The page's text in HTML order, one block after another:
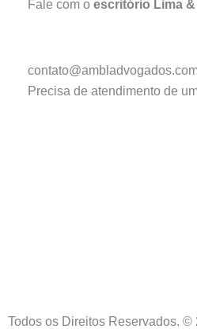
Fale com o escritório Lima
Precisa de atendimento de
Todos os Direitos Reservados. ©